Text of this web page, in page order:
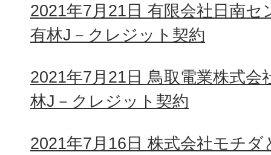
2021年7月21日 有限会社日南
有林J－クレジット契約
2021年7月21日 鳥取電業株式会
林J－クレジット契約
2021年7月16日 株式会社モチ